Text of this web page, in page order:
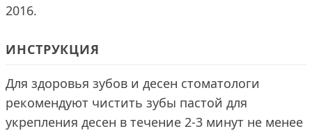
2016.
ИНСТРУКЦИЯ
Для здоровья зубов и десен стоматологи
рекомендуют чистить зубы пастой для
укрепления десен в течение 2-3 минут не менее